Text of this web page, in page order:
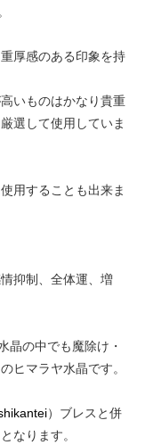
厚感のある印象を持
いものはかなり貴重
選して使用していま
用することも出来ま
抑制、全体運、増
晶の中でも魔除け・
ヒマラヤ水晶です。
）ブレスと併
なります。